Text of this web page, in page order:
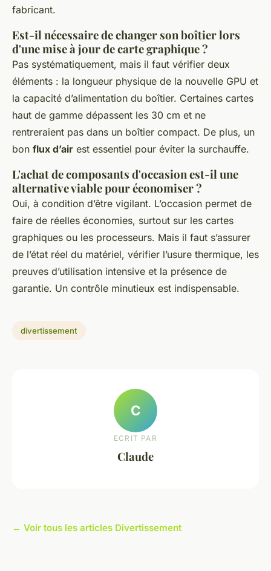
fabricant.
Est-il nécessaire de changer son boîtier lors
d'une mise à jour de carte graphique ?
Pas systématiquement, mais il faut vérifier deux
éléments : la longueur physique de la nouvelle GPU et
la capacité d’alimentation du boîtier. Certaines cartes
haut de gamme dépassent les 30 cm et ne
rentreraient pas dans un boîtier compact. De plus, un
bon flux d’air est essentiel pour éviter la surchauffe.
L'achat de composants d'occasion est-il une
alternative viable pour économiser ?
Oui, à condition d’être vigilant. L’occasion permet de
faire de réelles économies, surtout sur les cartes
graphiques ou les processeurs. Mais il faut s’assurer
de l’état réel du matériel, vérifier l’usure thermique, les
preuves d’utilisation intensive et la présence de
garantie. Un contrôle minutieux est indispensable.
divertissement
C
ECRIT PAR
Claude
← Voir tous les articles Divertissement